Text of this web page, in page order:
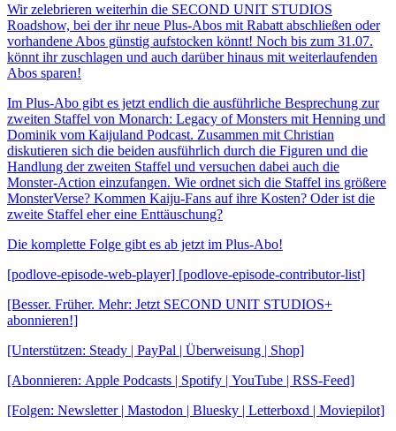
Wir zelebrieren weiterhin die SECOND UNIT STUDIOS
Roadshow, bei der ihr neue Plus-Abos mit Rabatt abschließen oder
vorhandene Abos günstig aufstocken könnt! Noch bis zum 31.07.
könnt ihr zuschlagen und auch darüber hinaus mit weiterlaufenden
Abos sparen!
Im Plus-Abo gibt es jetzt endlich die ausführliche Besprechung zur
zweiten Staffel von Monarch: Legacy of Monsters mit Henning und
Dominik vom Kaijuland Podcast. Zusammen mit Christian
diskutieren sich die beiden ausführlich durch die Figuren und die
Handlung der zweiten Staffel und versuchen dabei auch die
Monster-Action einzufangen. Wie ordnet sich die Staffel ins größere
MonsterVerse? Kommen Kaiju-Fans auf ihre Kosten? Oder ist die
zweite Staffel eher eine Enttäuschung?
Die komplette Folge gibt es ab jetzt im Plus-Abo!
[podlove-episode-web-player] [podlove-episode-contributor-list]
[Besser. Früher. Mehr: Jetzt SECOND UNIT STUDIOS+
abonnieren!]
[Unterstützen: Steady | PayPal | Überweisung | Shop]
[Abonnieren: Apple Podcasts | Spotify | YouTube | RSS-Feed]
[Folgen: Newsletter | Mastodon | Bluesky | Letterboxd | Moviepilot]